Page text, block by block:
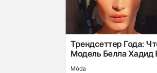
Трендсеттер Года:
Модель Белла Хадид
Móda